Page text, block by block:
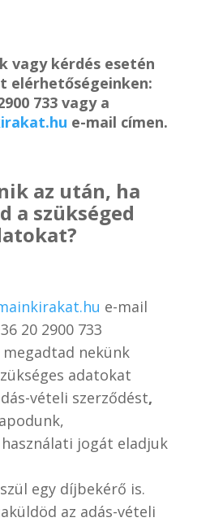
vagy kérdés esetén
elérhetőségeinken:
733 vagy a
e-mail címen.
az után, ha
a szükséged
e-mail
20 2900 733
megadtad nekünk
adatokat
vételi szerződést,
jogát eladjuk
egy díjbekérő is.
az adás-vételi